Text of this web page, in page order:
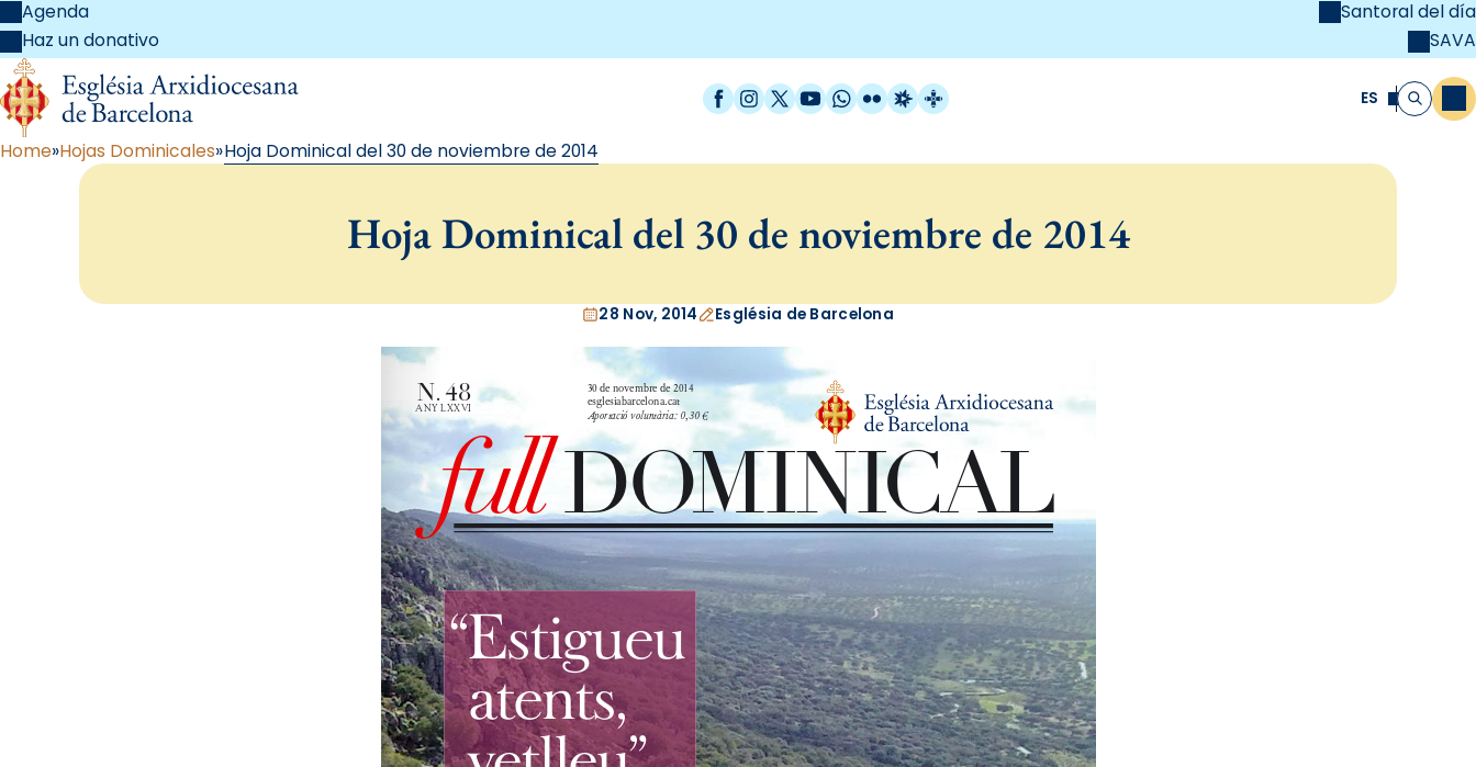
Agenda
Haz un donativo
Santoral del día
SAVA
Facebook
Instagram
X / Twitter
YouTube
WhatsApp
FlickrRadio Estel
Catalunya Cristiana ES Buscar
Home Hojas Dominicales Hoja Dominical del 30 de noviembre de 2014
Hoja Dominical del 30 de noviembre de 2014
28 Nov, 2014 Església de Barcelona